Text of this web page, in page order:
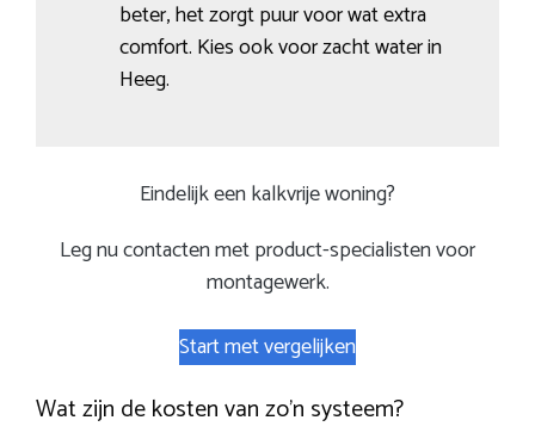
beter, het zorgt puur voor wat extra
comfort. Kies ook voor zacht water in
Heeg.
Eindelijk een kalkvrije woning?
Leg nu contacten met product-specialisten voor
montagewerk.
Start met vergelijken
Wat zijn de kosten van zo’n systeem?